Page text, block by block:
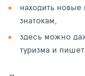
находить
знатокам,
здесь можно
туризма и